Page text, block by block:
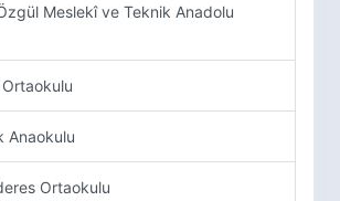
Meslekî ve Teknik Anadolu
Anaokulu
Ortaokulu